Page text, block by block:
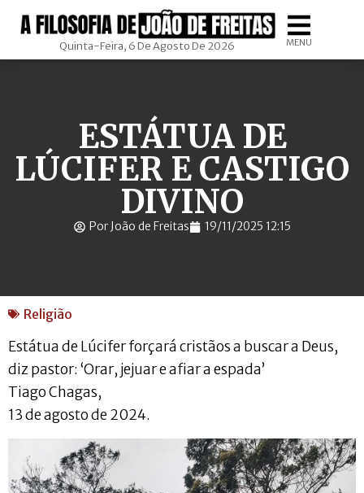
Quinta-Feira, 6 De Agosto De 2026 MENU
ESTÁTUA DE
LÚCIFER E CASTIGO
DIVINO
Por João de Freitas 19/11/2025 12:15
Religião
Estátua de Lúcifer forçará cristãos a buscar a Deus,
diz pastor: ‘Orar, jejuar e afiar a espada’
Tiago Chagas,
13 de agosto de 2024.